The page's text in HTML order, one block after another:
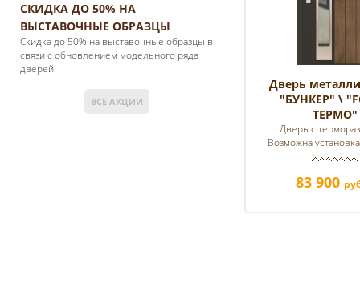
СКИДКА ДО 50% НА
ВЫСТАВОЧНЫЕ ОБРАЗЦЫ
Cкидка до 50% на выставочные образцы в
связи с обновлением модельного ряда
дверей
ВСЕ АКЦИИ
Дверь
"БУНКЕР" \
ТЕРМО"
Дверь с
Возможна
83 900